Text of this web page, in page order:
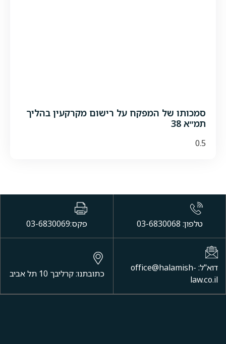
סמכותו של המפקח על רישום מקרקעין בהליך
תמ״א 38
טלפון: 03-6830068 פקס:03-6830069
דוא"ל: office@halamish-
law.co.il
כתובתנו: קרליבך 10 תל אביב